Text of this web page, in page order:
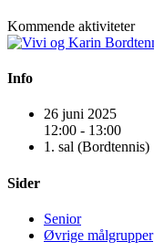
Kommende aktiviteter
Info
26 juni 2025
12:00 - 13:00
1. sal (Bordtennis)
Sider
Senior
Øvrige målgrupper